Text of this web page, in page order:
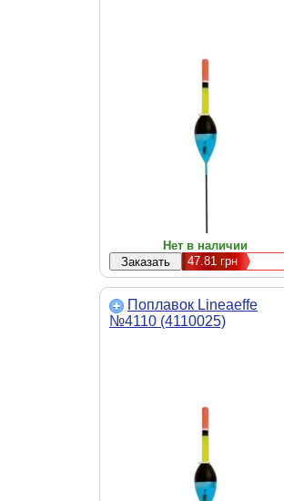
Нет в наличии
47.81 грн
Поплавок Lineaeffe
№4110 (4110025)